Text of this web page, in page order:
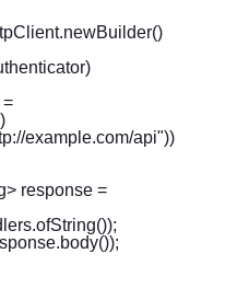
api"))
response =